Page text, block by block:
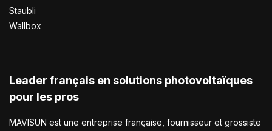
Staubli
Wallbox
Leader français en solutions photovoltaïques
pour les pros
MAVISUN est une entreprise française, fournisseur et grossiste